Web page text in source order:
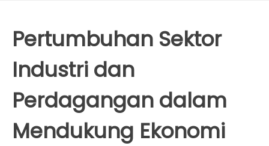
Pertumbuhan Sektor
Industri dan
Perdagangan dalam
Mendukung Ekonomi